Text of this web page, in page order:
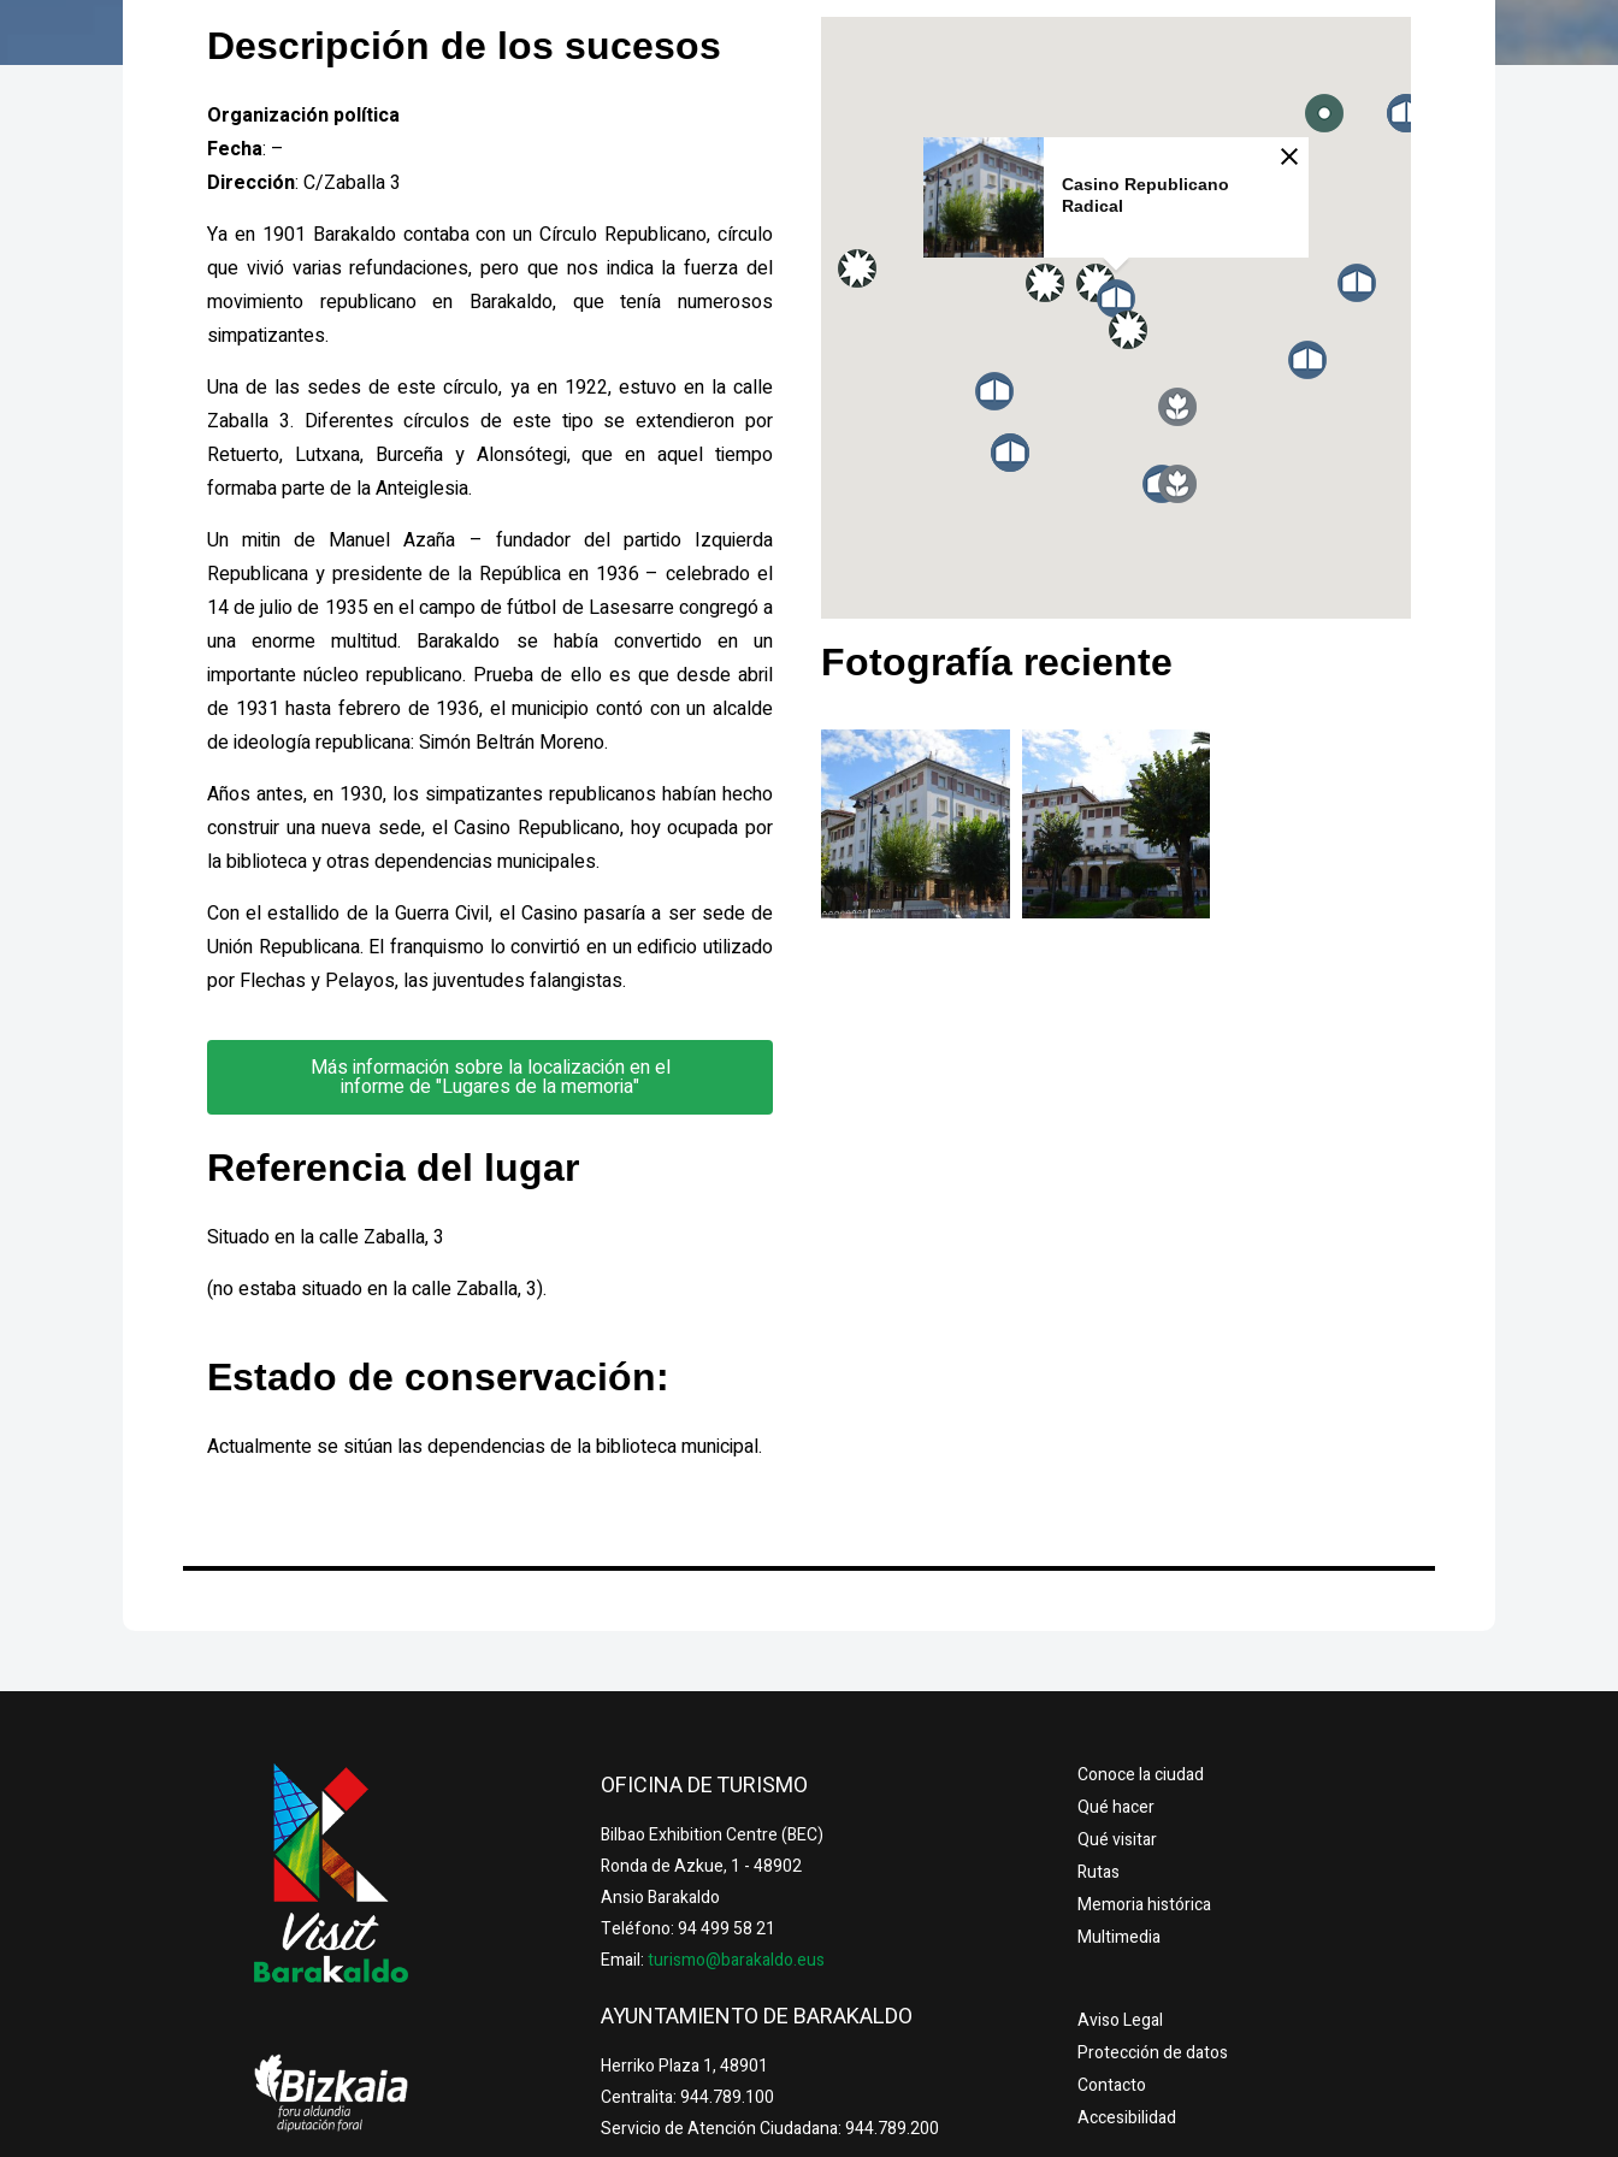
Descripción de los sucesos
Organización política
Fecha: –
Dirección: C/Zaballa 3
Ya en 1901 Barakaldo contaba con un Círculo Republicano, círculo
que vivió varias refundaciones, pero que nos indica la fuerza del
movimiento republicano en Barakaldo, que tenía numerosos
simpatizantes.
Una de las sedes de este círculo, ya en 1922, estuvo en la calle
Zaballa 3. Diferentes círculos de este tipo se extendieron por
Retuerto, Lutxana, Burceña y Alonsótegi, que en aquel tiempo
formaba parte de la Anteiglesia.
Un mitin de Manuel Azaña – fundador del partido Izquierda
Republicana y presidente de la República en 1936 – celebrado el
14 de julio de 1935 en el campo de fútbol de Lasesarre congregó a
una enorme multitud. Barakaldo se había convertido en un
importante núcleo republicano. Prueba de ello es que desde abril
de 1931 hasta febrero de 1936, el municipio contó con un alcalde
de ideología republicana: Simón Beltrán Moreno.
Años antes, en 1930, los simpatizantes republicanos habían hecho
construir una nueva sede, el Casino Republicano, hoy ocupada por
la biblioteca y otras dependencias municipales.
Con el estallido de la Guerra Civil, el Casino pasaría a ser sede de
Unión Republicana. El franquismo lo convirtió en un edificio utilizado
por Flechas y Pelayos, las juventudes falangistas.
Más información sobre la localización en el
informe de "Lugares de la memoria"
Referencia del lugar
Situado en la calle Zaballa, 3
(no estaba situado en la calle Zaballa, 3).
Estado de conservación:
Actualmente se sitúan las dependencias de la biblioteca municipal.
Casino Republicano
Radical
Fotografía reciente
OFICINA DE TURISMO
Bilbao Exhibition Centre (BEC)
Ronda de Azkue, 1 - 48902
Ansio Barakaldo
Teléfono: 94 499 58 21
Email:turismo@barakaldo.eus
AYUNTAMIENTO DE BARAKALDO
Herriko Plaza 1, 48901
Centralita: 944.789.100
Servicio de Atención Ciudadana: 944.789.200
Conoce la ciudad
Qué hacer
Qué visitar
Rutas
Memoria histórica
Multimedia
Aviso Legal
Protección de datos
Contacto
Accesibilidad